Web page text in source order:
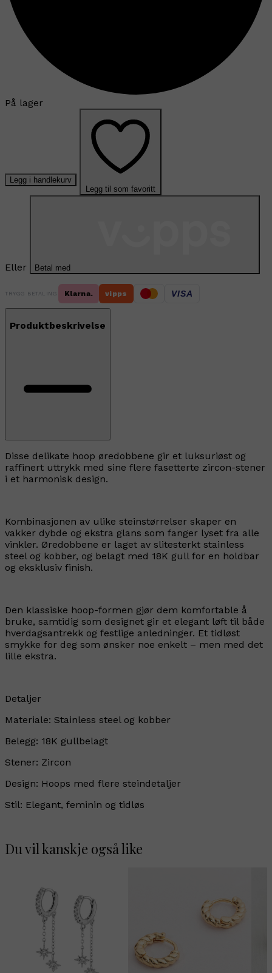
På lager
Legg i handlekurv
Legg til som favoritt
Eller Betal med
TRYGG BETALING Klarna. vipps VISA
Produktbeskrivelse
Disse delikate hoop øredobbene gir et luksuriøst og
raffinert uttrykk med sine flere fasetterte zircon-stener
i et harmonisk design.
Kombinasjonen av ulike steinstørrelser skaper en
vakker dybde og ekstra glans som fanger lyset fra alle
vinkler. Øredobbene er laget av slitesterkt stainless
steel og kobber, og belagt med 18K gull for en holdbar
og eksklusiv finish.
Den klassiske hoop-formen gjør dem komfortable å
bruke, samtidig som designet gir et elegant løft til både
hverdagsantrekk og festlige anledninger. Et tidløst
smykke for deg som ønsker noe enkelt – men med det
lille ekstra.
Detaljer
Materiale: Stainless steel og kobber
Belegg: 18K gullbelagt
Stener: Zircon
Design: Hoops med flere steindetaljer
Stil: Elegant, feminin og tidløs
Du vil kanskje også like